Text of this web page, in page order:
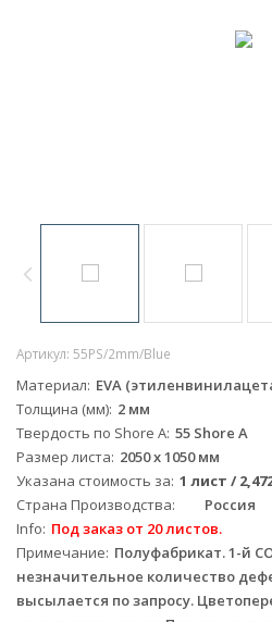
Артикул: 55PS/2mm/Blue
Материал EVA
Толщина (мм) 2 мм
Твердость по Shore А 55 Shore A
Размер листа 2050 х 1050 мм
Указана стоимость за 1 лист /
Страна Производства
Россия
Info Под заказ от 20 листов.
Примечание Полуфабрикат. 1-й
незначительное количество
высылается по запросу.